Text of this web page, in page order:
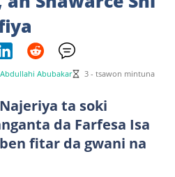
Abdullahi Abubakar 3 - tsawon mintuna
ta soki
da Farfesa Isa
fitar da gwani na